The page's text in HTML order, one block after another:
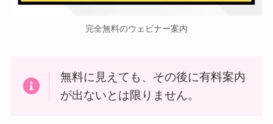
完全無料のウェビナー案内
無料に見えても、その後に有料案内
が出ないとは限りません。